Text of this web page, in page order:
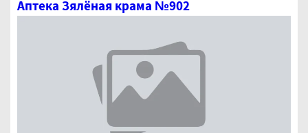
Аптека Зялёная крама №902